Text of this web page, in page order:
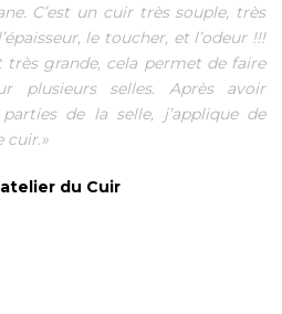
C’est un cuir très souple, très
le toucher, et l’odeur !!!
très grande, cela permet de faire
plusieurs selles. Après avoir
de la selle, j’applique de
cuir.»
du Cuir